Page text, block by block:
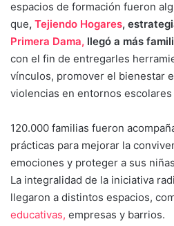
espacios de formación fueron
que, Tejiendo Hogares,
Primera Dama, llegó a más
con el fin de entregarles
vínculos, promover el bienestar
violencias en entornos
120.000 familias fueron
prácticas para mejorar la
emociones y proteger a sus
La integralidad de la iniciativa
llegaron a distintos espacios,
educativas, empresas y barrios.